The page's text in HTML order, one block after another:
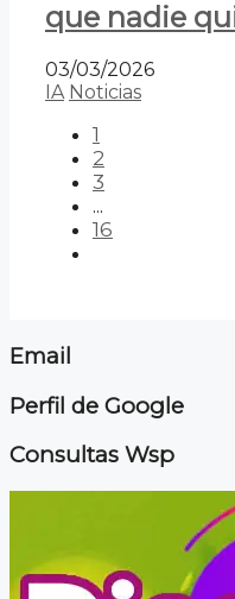
que nadie
03/03/2026
IA Noticias
1
2
3
...
16
Email
Perfil de Google
Consultas Wsp